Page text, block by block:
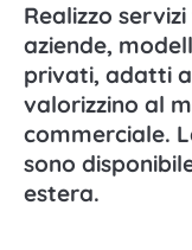
Realizzo
aziende,
privati, adatti
valorizzino al
commerciale.
sono
estera.